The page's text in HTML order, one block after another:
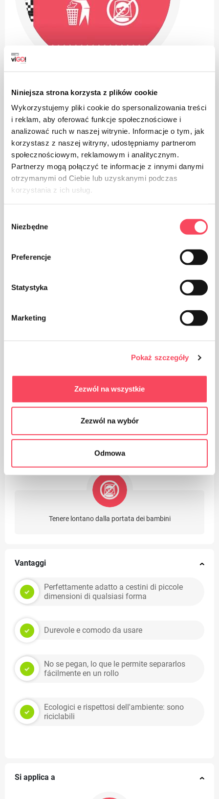
Niniejsza strona korzysta z plików cookie
Wykorzystujemy pliki cookie do spersonalizowania treści
i reklam, aby oferować funkcje społecznościowe i
analizować ruch w naszej witrynie. Informacje o tym, jak
korzystasz z naszej witryny, udostępniamy partnerom
społecznościowym, reklamowym i analitycznym.
Partnerzy mogą połączyć te informacje z innymi danymi
otrzymanymi od Ciebie lub uzyskanymi podczas
korzystania z ich usług.
zgody
Niezbędne
Preferencje
Statystyka
Marketing
Pokaż szczegóły
Zezwól na wszystkie
Zezwól na wybór
Odmowa
Il prodotto è approvato per la negoziazione nei paesi
dell'Unione doganale euroasiatica
Il prodotto è realizzato in polietilene ad alta densità, può
riutilizzo (dopo il lavaggio con acqua tiepida con
detergenti non aggressivi e senza l'uso di agenti abrasivi
Imballaggi in carta
usato nel cestino
Tenere lontano dalla portata dei bambini
Vantaggi
Perfettamente adatto a cestini di piccole
dimensioni di qualsiasi forma
Durevole e comodo da usare
No se pegan, lo que le permite separarlos
fácilmente en un rollo
Ecologici e rispettosi dell'ambiente: sono
riciclabili
Si applica a